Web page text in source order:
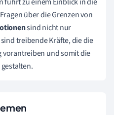
über die Grenzen von
sind nicht nur
treibende Kräfte, die die
vorantreiben und somit die